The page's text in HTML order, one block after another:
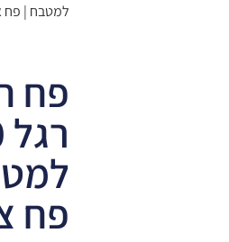
למטבח | פח
פח
פח